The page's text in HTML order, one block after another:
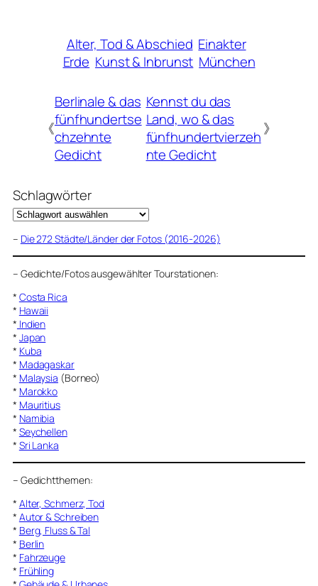
Alter, Tod & Abschied Einakter
Erde Kunst & Inbrunst München
《
Berlinale & das
fünfhundertse
chzehnte
Gedicht
Kennst du das
Land, wo & das
fünfhundertvierzeh
nte Gedicht
》
Schlagwörter
– Die 272 Städte/Länder der Fotos (2016-2026)
– Gedichte/Fotos ausgewählter Tourstationen:
* Costa Rica
* Hawaii
* Indien
* Japan
* Kuba
* Madagaskar
* Malaysia (Borneo)
* Marokko
* Mauritius
* Namibia
* Seychellen
* Sri Lanka
– Gedichtthemen:
* Alter, Schmerz, Tod
* Autor & Schreiben
* Berg, Fluss & Tal
* Berlin
* Fahrzeuge
* Frühling